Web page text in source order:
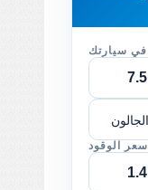
في سيارتك
سعر الوقود